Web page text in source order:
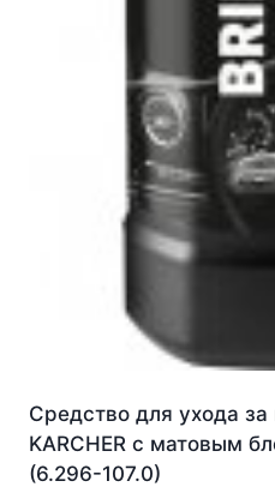
Средство для ухода
KARCHER с матовым
(6.296-107.0)